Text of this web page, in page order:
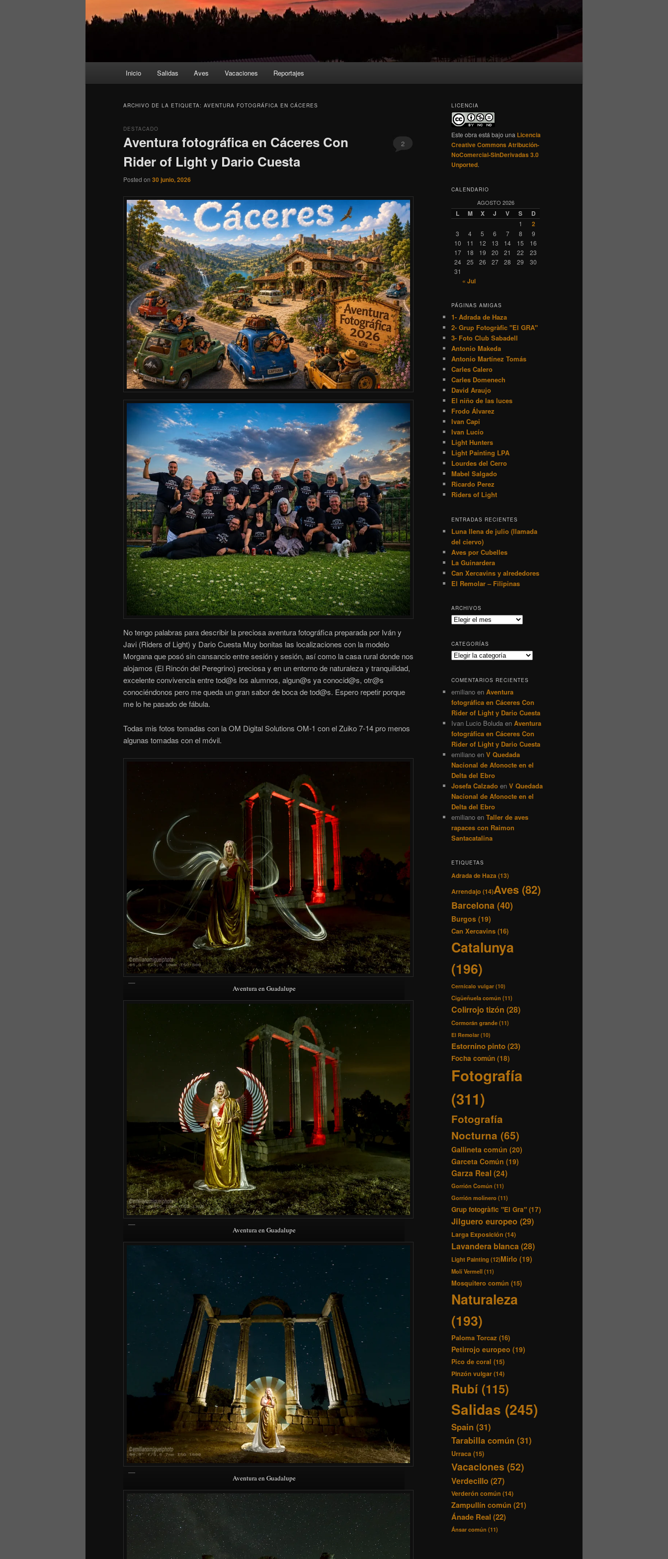
Inicio Salidas Aves Vacaciones Reportajes
ARCHIVO DE LA ETIQUETA: AVENTURA FOTOGRÁFICA EN CÁCERES
Aventura fotográfica en Cáceres Con
Rider of Light y Dario Cuesta
DESTACADO
Posted on 30 junio, 2026
2
No tengo palabras para describir la preciosa aventura fotográfica preparada por Iván y
Javi (Riders of Light) y Dario Cuesta Muy bonitas las localizaciones con la modelo
Morgana que posó sin cansancio entre sesión y sesión, así como la casa rural donde nos
alojamos (El Rincón del Peregrino) preciosa y en un entorno de naturaleza y tranquilidad,
excelente convivencia entre tod@s los alumnos, algun@s ya conocid@s, otr@s
conociéndonos pero me queda un gran sabor de boca de tod@s. Espero repetir porque
me lo he pasado de fábula.
Todas mis fotos tomadas con la OM Digital Solutions OM-1 con el Zuiko 7-14 pro menos
algunas tomadas con el móvil.
Aventura en Guadalupe
Aventura en Guadalupe
Aventura en Guadalupe
LICENCIA
Este obra está bajo una Licencia
Creative Commons Atribución-
NoComercial-SinDerivadas 3.0
Unported.
CALENDARIO
AGOSTO 2026
L M X J V S D
1 2
3 4 5 6 7 8
9
10
11 12 13 14 15
16
17
18 19 20 21 22
23
24
25 26 27 28 29
30
31
« Jul
PÁGINAS AMIGAS
1- Adrada de Haza
2- Grup Fotogràfic "El GRA"
3- Foto Club Sabadell
Antonio Makeda
Antonio Martínez Tomás
Carles Calero
Carles Domenech
David Araujo
El niño de las luces
Frodo Álvarez
Ivan Capi
Ivan Lucío
Light Hunters
Light Painting LPA
Lourdes del Cerro
Mabel Salgado
Ricardo Perez
Riders of Light
ENTRADAS RECIENTES
Luna llena de julio (llamada
del ciervo)
Aves por Cubelles
La Guinardera
Can Xercavins y alrededores
El Remolar – Filipinas
ARCHIVOS
Archivos
CATEGORÍAS
Categorías
COMENTARIOS RECIENTES
emiliano en Aventura
fotográfica en Cáceres Con
Rider of Light y Dario Cuesta
Ivan Lucio Boluda en Aventura
fotográfica en Cáceres Con
Rider of Light y Dario Cuesta
emiliano en V Quedada
Nacional de Afonocte en el
Delta del Ebro
Josefa Calzado en V Quedada
Nacional de Afonocte en el
Delta del Ebro
emiliano en Taller de aves
rapaces con Raimon
Santacatalina
ETIQUETAS
Adrada de Haza (13)
Arrendajo (14)Aves (82)
Barcelona(40)
Burgos (19)
Can Xercavins (16)
Catalunya
(196)
Cernícalo vulgar (10)
Cigüeñuela común (11)
Colirrojo tizón (28)
Cormorán grande(11)
El Remolar (10)
Estornino pinto(23)
Focha común (18)
Fotografía
(311)
Fotografía
Nocturna (65)
Gallineta común (20)
Garceta Común (19)
Garza Real(24)
Gorrión Común (11)
Gorrión molinero(11)
Grup fotogràfic "El Gra" (17)
Jilguero europeo (29)
Larga Exposición (14)
Lavandera blanca(28)
Light Painting(12)Mirlo (19)
Molí Vermell(11)
Mosquitero común (15)
Naturaleza
(193)
Paloma Torcaz (16)
Petirrojo europeo (19)
Pico de coral (15)
Pinzón vulgar(14)
Rubí (115)
Salidas (245)
Spain (31)
Tarabilla común (31)
Urraca (15)
Vacaciones (52)
Verdecillo (27)
Verderón común (14)
Zampullín común (21)
Ánade Real (22)
Ánsar común (11)